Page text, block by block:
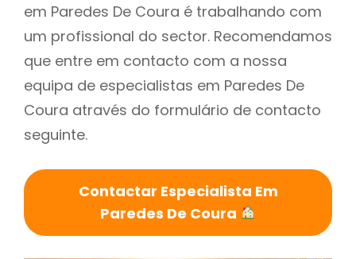
em Paredes De Coura é trabalhando com
um profissional do sector. Recomendamos
que entre em contacto com a nossa
equipa de especialistas em Paredes De
Coura através do formulário de contacto
seguinte.
Contactar Especialista Em
Paredes De Coura